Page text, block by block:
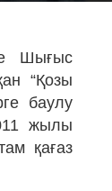
Шығыс
“Қозы
баулу
жылы
қағаз